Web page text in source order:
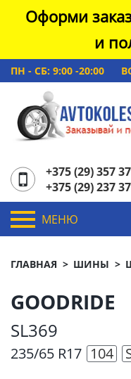
Оформи
и
ПН - СБ: 9:00 -20:00
+375 (29) 357
+375 (29) 237
МЕНЮ
ГЛАВНАЯ ШИНЫ
GOODRIDE
SL369
235/65 R17 104